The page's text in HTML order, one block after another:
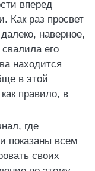
вперед
Как раз просвет
наверное,
его
находится
в этой
правило, в
где
показаны всем
своих